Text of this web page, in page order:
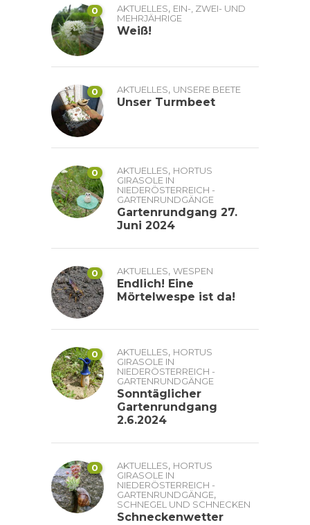
0 AKTUELLES, EIN-, ZWEI- UND
MEHRJÄHRIGE
Weiß!
0 AKTUELLES, UNSERE BEETE
Unser Turmbeet
0 AKTUELLES, HORTUS
GIRASOLE IN
NIEDERÖSTERREICH -
GARTENRUNDGÄNGE
Gartenrundgang 27.
Juni 2024
0 AKTUELLES, WESPEN
Endlich! Eine
Mörtelwespe ist da!
0 AKTUELLES, HORTUS
GIRASOLE IN
NIEDERÖSTERREICH -
GARTENRUNDGÄNGE
Sonntäglicher
Gartenrundgang
2.6.2024
0 AKTUELLES, HORTUS
GIRASOLE IN
NIEDERÖSTERREICH -
GARTENRUNDGÄNGE,
SCHNEGEL UND SCHNECKEN
Schneckenwetter